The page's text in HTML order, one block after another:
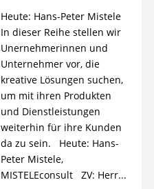
Heute: Hans-Peter Mistele
In dieser Reihe stellen wir
Unernehmerinnen und
Unternehmer vor, die
kreative Lösungen suchen,
um mit ihren Produkten
und Dienstleistungen
weiterhin für ihre Kunden
da zu sein. Heute: Hans-
Peter Mistele,
MISTELEconsult ZV: Herr...